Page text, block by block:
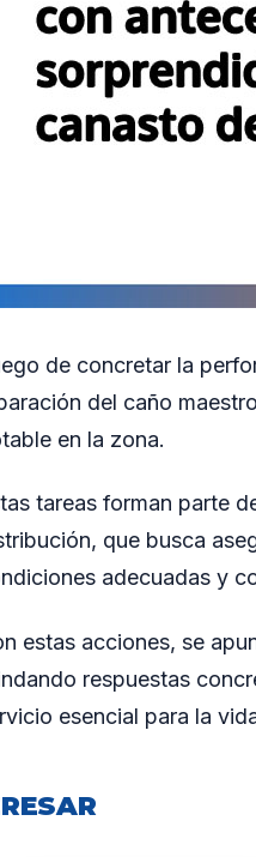
de concretar la
del caño
en la zona.
tareas forman parte
que busca
adecuadas y
estas acciones, se
respuestas
esencial para la